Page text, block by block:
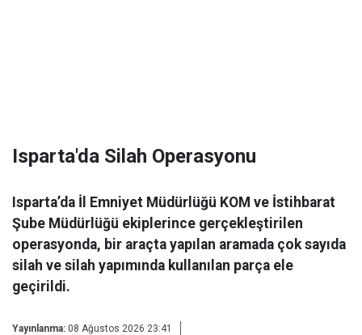
Isparta'da Silah Operasyonu
Isparta’da İl Emniyet Müdürlüğü KOM ve İstihbarat
Şube Müdürlüğü ekiplerince gerçekleştirilen
operasyonda, bir araçta yapılan aramada çok sayıda
silah ve silah yapımında kullanılan parça ele
geçirildi.
Yayınlanma: 08 Ağustos 2026 23:41